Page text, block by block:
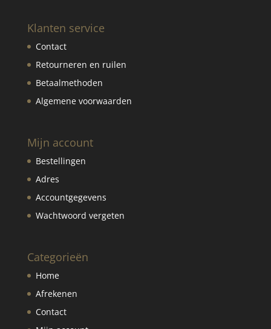
Klanten service
Contact
Retourneren en ruilen
Betaalmethoden
Algemene voorwaarden
Mijn account
Bestellingen
Adres
Accountgegevens
Wachtwoord vergeten
Categorieën
Home
Afrekenen
Contact